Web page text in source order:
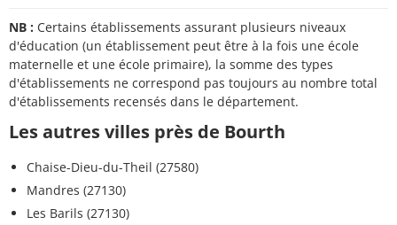
NB : Certains établissements assurant plusieurs niveaux
d'éducation (un établissement peut être à la fois une école
maternelle et une école primaire), la somme des types
d'établissements ne correspond pas toujours au nombre total
d'établissements recensés dans le département.
Les autres villes près de Bourth
Chaise-Dieu-du-Theil (27580)
Mandres (27130)
Les Barils (27130)